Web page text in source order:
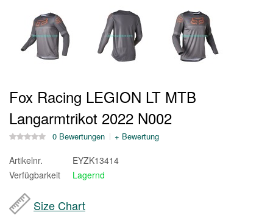
Fox Racing LEGION LT MTB
Langarmtrikot 2022 N002
0 Bewertungen + Bewertung
Artikelnr.
EYZK13414
Verfügbarkeit
Lagernd
Size Chart